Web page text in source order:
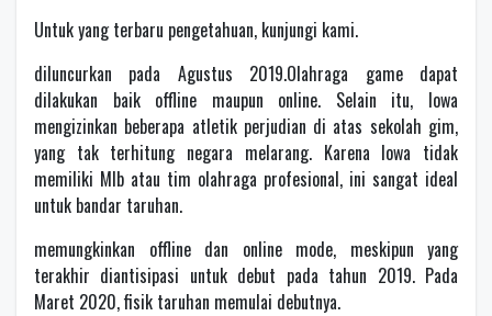
Untuk yang terbaru pengetahuan, kunjungi kami.
diluncurkan pada Agustus 2019.Olahraga game dapat
dilakukan baik offline maupun online. Selain itu, Iowa
mengizinkan beberapa atletik perjudian di atas sekolah gim,
yang tak terhitung negara melarang. Karena Iowa tidak
memiliki Mlb atau tim olahraga profesional, ini sangat ideal
untuk bandar taruhan.
memungkinkan offline dan online mode, meskipun yang
terakhir diantisipasi untuk debut pada tahun 2019. Pada
Maret 2020, fisik taruhan memulai debutnya.